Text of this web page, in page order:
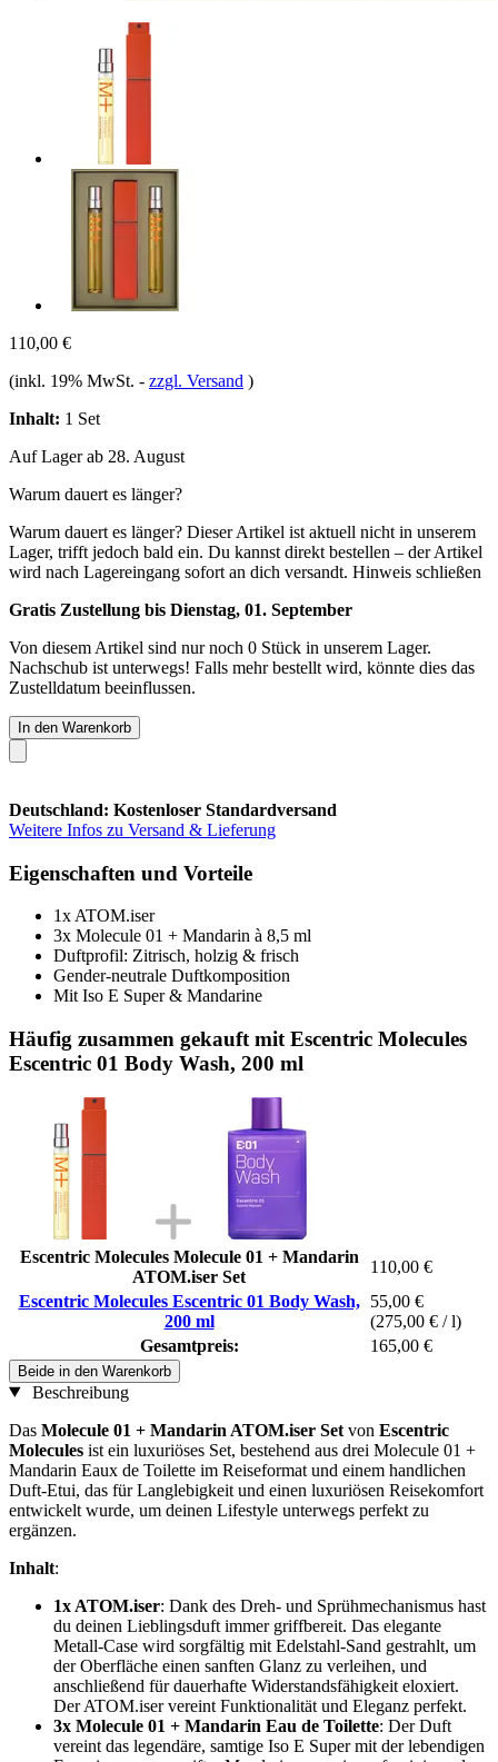
110,00 €
(inkl. 19% MwSt. - zzgl. Versand )
Inhalt: 1 Set
Auf Lager ab 28. August
Warum dauert es länger?
Warum dauert es länger? Dieser Artikel ist aktuell nicht in unserem
Lager, trifft jedoch bald ein. Du kannst direkt bestellen – der Artikel
wird nach Lagereingang sofort an dich versandt. Hinweis schließen
Gratis Zustellung bis Dienstag, 01. September
Von diesem Artikel sind nur noch 0 Stück in unserem Lager.
Nachschub ist unterwegs! Falls mehr bestellt wird, könnte dies das
Zustelldatum beeinflussen.
In den Warenkorb
Deutschland: Kostenloser Standardversand
Weitere Infos zu Versand & Lieferung
Eigenschaften und Vorteile
1x ATOM.iser
3x Molecule 01 + Mandarin à 8,5 ml
Duftprofil: Zitrisch, holzig & frisch
Gender-neutrale Duftkomposition
Mit Iso E Super & Mandarine
Häufig zusammen gekauft mit Escentric Molecules
Escentric 01 Body Wash, 200 ml
Escentric Molecules Molecule 01 + Mandarin
ATOM.iser Set
110,00 €
Escentric Molecules Escentric 01 Body Wash,
200 ml
55,00 €
(275,00 € / l)
Gesamtpreis:
165,00 €
Beide in den Warenkorb
Beschreibung
Das Molecule 01 + Mandarin ATOM.iser Set von Escentric
Molecules ist ein luxuriöses Set, bestehend aus drei Molecule 01 +
Mandarin Eaux de Toilette im Reiseformat und einem handlichen
Duft-Etui, das für Langlebigkeit und einen luxuriösen Reisekomfort
entwickelt wurde, um deinen Lifestyle unterwegs perfekt zu
ergänzen.
Inhalt:
1x ATOM.iser: Dank des Dreh- und Sprühmechanismus hast
du deinen Lieblingsduft immer griffbereit. Das elegante
Metall-Case wird sorgfältig mit Edelstahl-Sand gestrahlt, um
der Oberfläche einen sanften Glanz zu verleihen, und
anschließend für dauerhafte Widerstandsfähigkeit eloxiert.
Der ATOM.iser vereint Funktionalität und Eleganz perfekt.
3x Molecule 01 + Mandarin Eau de Toilette: Der Duft
vereint das legendäre, samtige Iso E Super mit der lebendigen